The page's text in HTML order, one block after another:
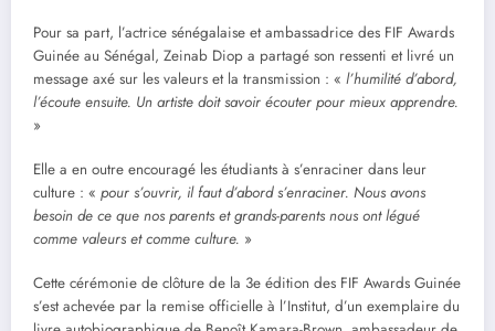
Pour sa part, l’actrice sénégalaise et ambassadrice des FIF Awards
Guinée au Sénégal, Zeinab Diop a partagé son ressenti et livré un
message axé sur les valeurs et la transmission : « l’humilité d’abord,
l’écoute ensuite. Un artiste doit savoir écouter pour mieux apprendre.
»
Elle a en outre encouragé les étudiants à s’enraciner dans leur
culture : « pour s’ouvrir, il faut d’abord s’enraciner. Nous avons
besoin de ce que nos parents et grands-parents nous ont légué
comme valeurs et comme culture. »
Cette cérémonie de clôture de la 3e édition des FIF Awards Guinée
s’est achevée par la remise officielle à l’Institut, d’un exemplaire du